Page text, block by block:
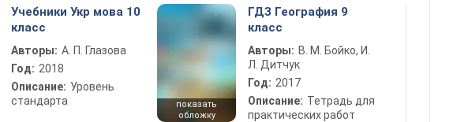
Учебники Укр мова 10
класс
Авторы: А. П. Глазова
Год: 2018
Описание: Уровень
стандарта
показать
обложку
ГДЗ География 9
класс
Авторы: В. М. Бойко, И.
Л. Дитчук
Год: 2017
Описание: Тетрадь для
практических работ